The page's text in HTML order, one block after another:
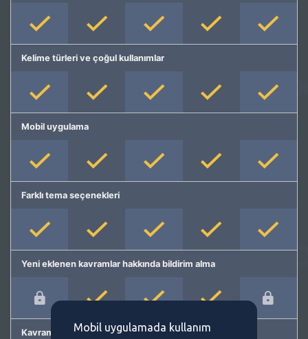
Kelime türleri ve çoğul kullanımlar
Mobil uygulama
Farklı tema seçenekleri
Yeni eklenen kavramlar hakkında bildirim alma
Kavram önermeMobil uygulamada kullanım